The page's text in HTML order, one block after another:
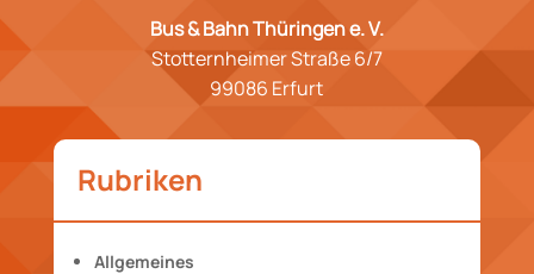
Bus & Bahn Thüringen e. V.
Stotternheimer Straße 6/7
99086 Erfurt
Rubriken
Allgemeines